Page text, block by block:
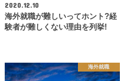
2020.12.10
海外就職が難しいってホント?経
験者が難しくない理由を列挙!
海外就職